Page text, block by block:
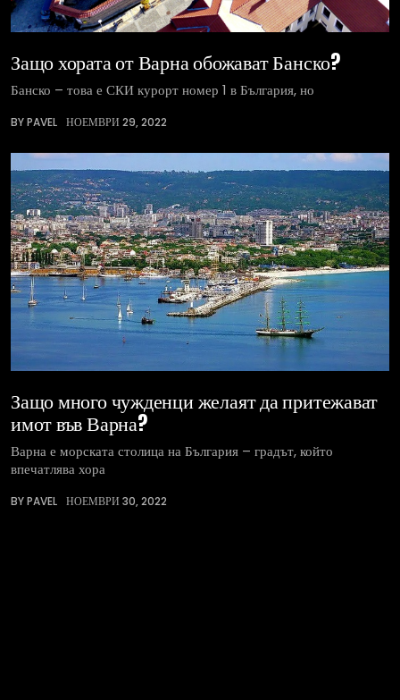
Защо хората от Варна обожават Банско?
Банско – това е СКИ курорт номер 1 в България, но
BY PAVEL НОЕМВРИ 29, 2022
Защо много чужденци желаят да притежават
имот във Варна?
Варна е морската столица на България – градът, който
впечатлява хора
BY PAVEL НОЕМВРИ 30, 2022